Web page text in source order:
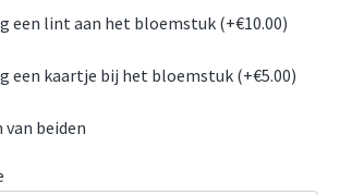
een lint aan het bloemstuk (+€10.00)
een kaartje bij het bloemstuk (+€5.00)
van beiden